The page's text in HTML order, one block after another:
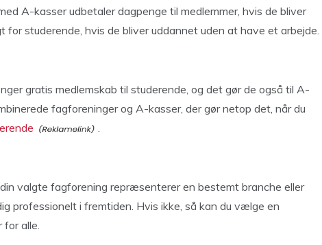
A-kasser udbetaler dagpenge til medlemmer, hvis de bliver
for studerende, hvis de bliver uddannet uden at have et arbejde.
gratis medlemskab til studerende, og det gør de også til A-
fagforeninger og A-kasser, der gør netop det, når du
.
valgte fagforening repræsenterer en bestemt branche eller
professionelt i fremtiden. Hvis ikke, så kan du vælge en
for alle.